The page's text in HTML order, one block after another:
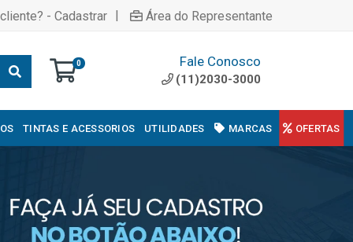
- Cadastrar | Área do Representante
0 Fale Conosco
(11)2030-3000
TINTAS E ACESSORIOS UTILIDADES MARCAS OFERTAS